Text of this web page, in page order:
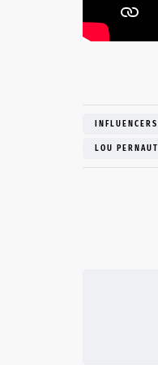
INFLUENCERS
LOU PERNAUT